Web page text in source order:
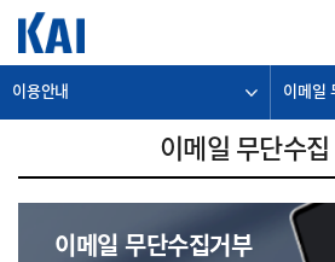
이용안내 이메일
이메일 무단수집
이메일 무단수집거부